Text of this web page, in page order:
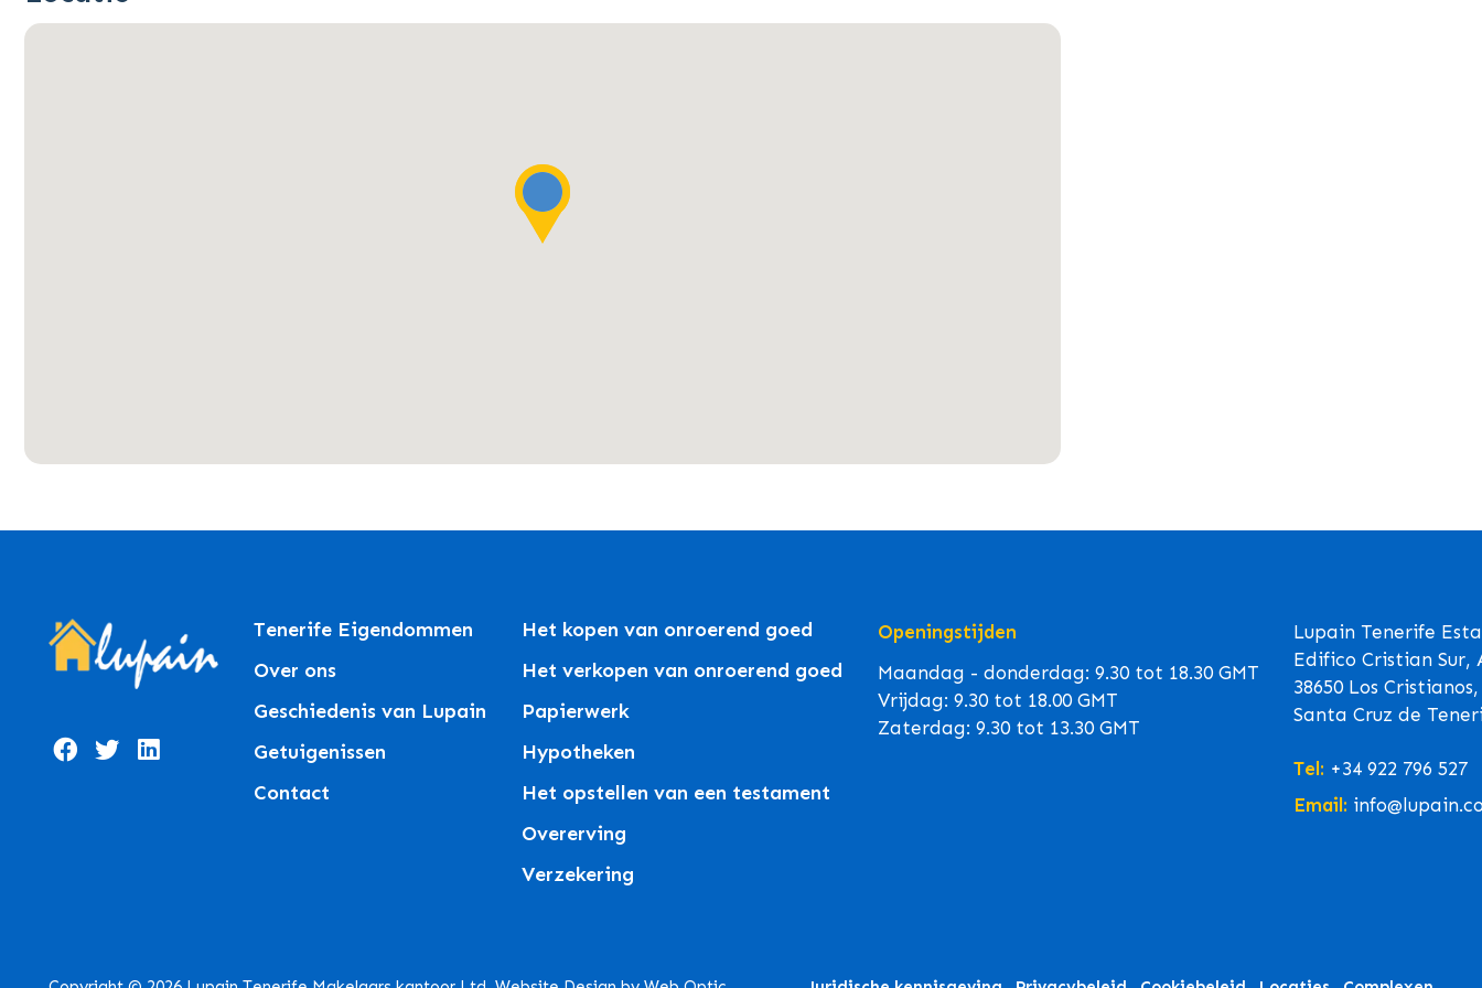
Tenerife Eigendommen
Over ons
Geschiedenis van Lupain
Getuigenissen
Contact
Het kopen van onroerend goed
Het verkopen van onroerend goed
Papierwerk
Hypotheken
Het opstellen van een testament
Overerving
Verzekering
Openingstijden
Maandag - donderdag: 9.30 tot 18.30 GMT
Vrijdag: 9.30 tot 18.00 GMT
Zaterdag: 9.30 tot 13.30 GMT
Lupain Tenerife
Edifico Cristian Sur,
38650 Los Cristianos,
Santa Cruz de
Tel: +34 922 796 527
Email: